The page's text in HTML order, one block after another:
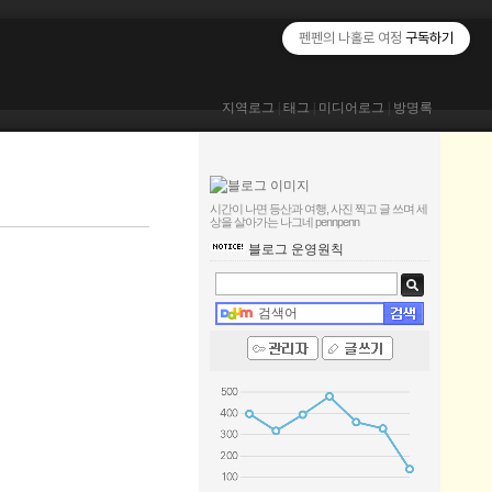
지역로그 태그 미디어로그 방명록
시간이 나면 등산과 여행, 사진 찍고 글 쓰며 세
상을 살아가는 나그네pennpenn
블로그 운영원칙
펜펜의 나홀로 여정 구독하기